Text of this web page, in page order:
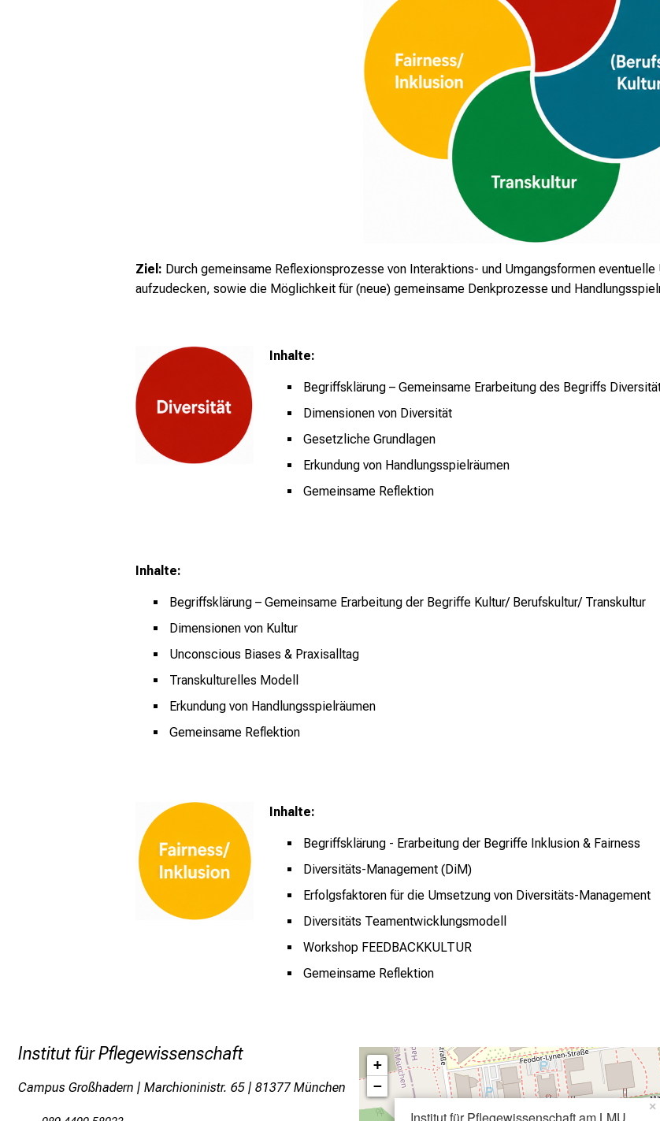
Ziel: Durch gemeinsame Reflexionsprozesse von Interaktions- und Umgangsformen
aufzudecken, sowie die Möglichkeit für (neue) gemeinsame Denkprozesse und
Inhalte:
Begriffsklärung – Gemeinsame Erarbeitung des Begriffs
Dimensionen von Diversität
Gesetzliche Grundlagen
Erkundung von Handlungsspielräumen
Gemeinsame Reflektion
Inhalte:
Begriffsklärung – Gemeinsame Erarbeitung der Begriffe Kultur/ Berufskultur/ Transkultur
Dimensionen von Kultur
Unconscious Biases & Praxisalltag
Transkulturelles Modell
Erkundung von Handlungsspielräumen
Gemeinsame Reflektion
Inhalte:
Begriffsklärung - Erarbeitung der Begriffe Inklusion & Fairness
Diversitäts-Management (DiM)
Erfolgsfaktoren für die Umsetzung von Diversitäts-Management
Diversitäts Teamentwicklungsmodell
Workshop FEEDBACKKULTUR
Gemeinsame Reflektion
Institut für Pflegewissenschaft
Campus Großhadern | Marchioninistr. 65 | 81377 München
Institut für Pflegewissenschaft am LMU
×
+
−